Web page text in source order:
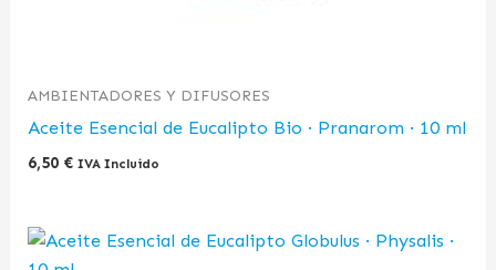
AMBIENTADORES Y DIFUSORES
Aceite Esencial de Eucalipto Bio · Pranarom · 10 ml
6,50 € IVA Incluido